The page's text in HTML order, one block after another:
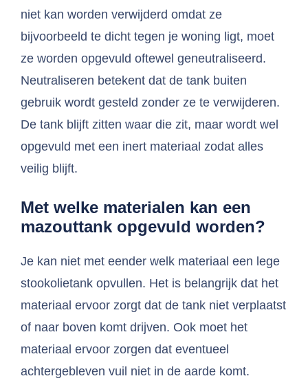
niet kan worden verwijderd omdat ze
bijvoorbeeld te dicht tegen je woning ligt, moet
ze worden opgevuld oftewel geneutraliseerd.
Neutraliseren betekent dat de tank buiten
gebruik wordt gesteld zonder ze te verwijderen.
De tank blijft zitten waar die zit, maar wordt wel
opgevuld met een inert materiaal zodat alles
veilig blijft.
Met welke materialen kan een
mazouttank opgevuld worden?
Je kan niet met eender welk materiaal een lege
stookolietank opvullen. Het is belangrijk dat het
materiaal ervoor zorgt dat de tank niet verplaatst
of naar boven komt drijven. Ook moet het
materiaal ervoor zorgen dat eventueel
achtergebleven vuil niet in de aarde komt.